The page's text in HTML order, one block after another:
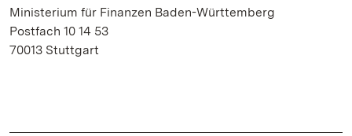
Ministerium für Finanzen Baden-Württemberg
Postfach 10 14 53
70013 Stuttgart